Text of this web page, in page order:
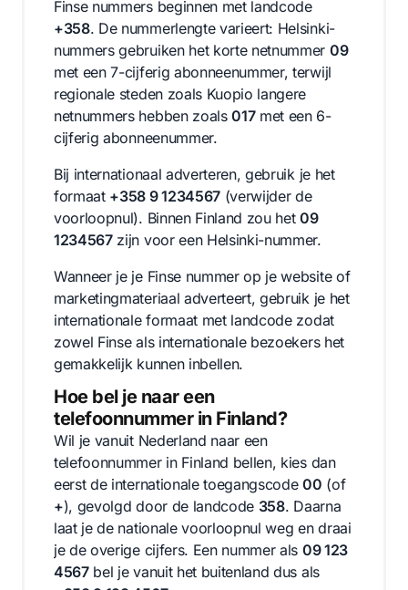
Finse nummers beginnen met landcode
+358. De nummerlengte varieert: Helsinki-
nummers gebruiken het korte netnummer 09
met een 7-cijferig abonneenummer, terwijl
regionale steden zoals Kuopio langere
netnummers hebben zoals017met een 6-
cijferig abonneenummer.
Bij internationaal adverteren, gebruik je het
formaat +358 9 1234567(verwijder de
voorloopnul). Binnen Finland zou het09
1234567zijn voor een Helsinki-nummer.
Wanneer je je Finse nummer op je website of
marketingmateriaal adverteert, gebruik je het
internationale formaat met landcode zodat
zowel Finse als internationale bezoekers het
gemakkelijk kunnen inbellen.
Hoe bel je naar een
telefoonnummer in Finland?
Wil je vanuit Nederland naar een
telefoonnummer in Finland bellen, kies dan
eerst de internationale toegangscode00 (of
+), gevolgd door de landcode 358. Daarna
laat je de nationale voorloopnul weg en draai
je de overige cijfers. Een nummer als 09 123
4567bel je vanuit het buitenland dus als